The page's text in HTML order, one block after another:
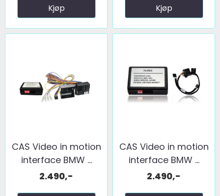
Kjøp Kjøp
CAS Video in motion
interface BMW ...
2.490,-
CAS Video in motion
interface BMW ...
2.490,-